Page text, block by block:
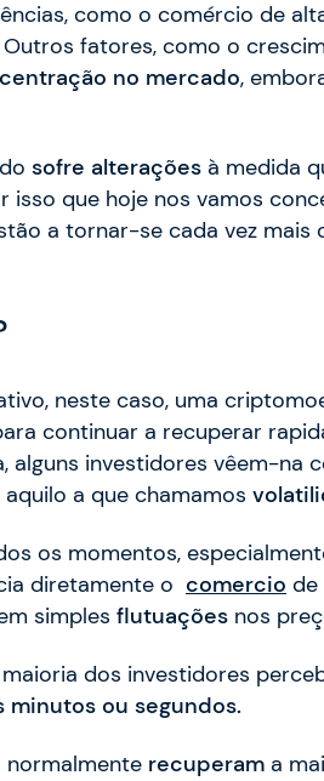
como o comércio de
fatores, como o
no mercado,
sofre alterações à medida
isso que hoje nos vamos
a tornar-se cada vez mais
neste caso, uma
continuar a recuperar
investidores vêem-na
a que chamamos
os momentos,
diretamente o comercio de
simples flutuações nos
dos investidores
minutos ou segundos.
normalmente recuperam a